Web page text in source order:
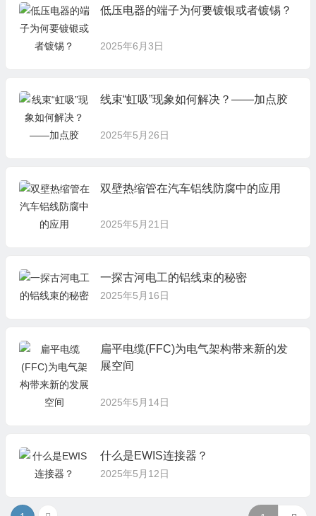
低压电器的端子为何要镀银或者镀锡？
2025年6月3日
线束“虹吸”现象如何解决？——加点胶
2025年5月26日
双壁热缩管在汽车铝线防腐中的应用
2025年5月21日
一探古河电工的铝线束的秘密
2025年5月16日
扁平电缆(FFC)为电气架构带来新的发
展空间
2025年5月14日
什么是EWIS连接器？
2025年5月12日